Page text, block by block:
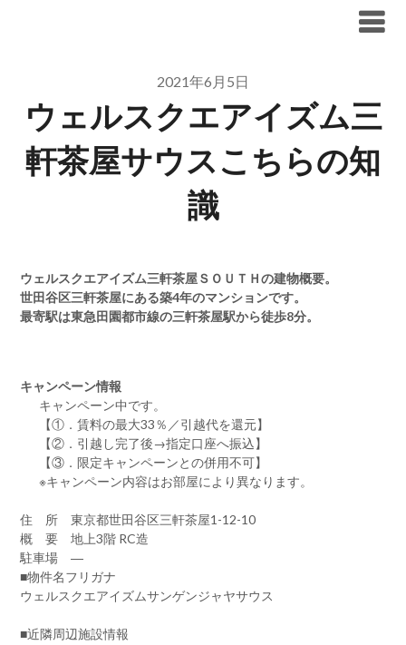
2021年6月5日
ウェルスクエアイズム三
軒茶屋サウスこちらの知
識
ウェルスクエアイズム三軒茶屋ＳＯＵＴＨの建物概要。
世田谷区三軒茶屋にある築4年のマンションです。
最寄駅は東急田園都市線の三軒茶屋駅から徒歩8分。
キャンペーン情報
キャンペーン中です。
【①．賃料の最大33％／引越代を還元】
【②．引越し完了後→指定口座へ振込】
【③．限定キャンペーンとの併用不可】
※キャンペーン内容はお部屋により異なります。
住 所 東京都世田谷区三軒茶屋1-12-10
概 要 地上3階 RC造
駐車場 ―
■物件名フリガナ
ウェルスクエアイズムサンゲンジャヤサウス
■近隣周辺施設情報